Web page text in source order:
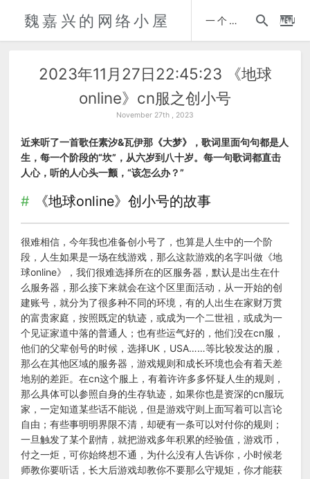
魏嘉兴的网络小屋 一个人的自传 时间轴
2023年11月27日22:45:23 《地球
online》cn服之创小号
November 27th , 2023
近来听了一首歌任素汐&瓦伊那《大梦》，歌词里面句句都是人
生，每一个阶段的“坎”，从六岁到八十岁。每一句歌词都直击
人心，听的人心头一颤，“该怎么办？”
《地球online》创小号的故事
很难相信，今年我也准备创小号了，也算是人生中的一个阶
段，人生如果是一场在线游戏，那么这款游戏的名字叫做《地
球online》，我们很难选择所在的区服务器，默认是出生在什
么服务器，那么接下来就会在这个区里面活动，从一开始的创
建账号，就分为了很多种不同的环境，有的人出生在家财万贯
的富贵家庭，按照既定的轨迹，或成为一个二世祖，或成为一
个见证家道中落的普通人；也有些运气好的，他们没在cn服，
他们的父辈创号的时候，选择UK，USA……等比较发达的服，
那么在其他区域的服务器，游戏规则和成长环境也会有着天差
地别的差距。在cn这个服上，有着许许多多怀疑人生的规则，
那么具体可以参照自身的生存轨迹，如果你也是资深的cn服玩
家，一定知道某些话不能说，但是游戏守则上面写着可以言论
自由；有些事明明界限不清，却硬有一条可以对付你的规则；
一旦触发了某个剧情，就把游戏多年积累的经验值，游戏币，
付之一炬，可你始终想不通，为什么没有人告诉你，小时候老
师教你要听话，长大后游戏却教你不要那么守规矩，你才能获